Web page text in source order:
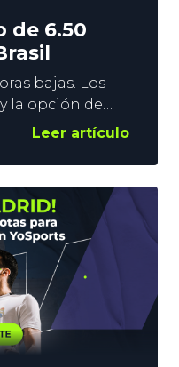
de 6.50
bajas. Los
la opción de
es cada vez
en las últimas 6
en YoSports
la cuota
Leer artículo